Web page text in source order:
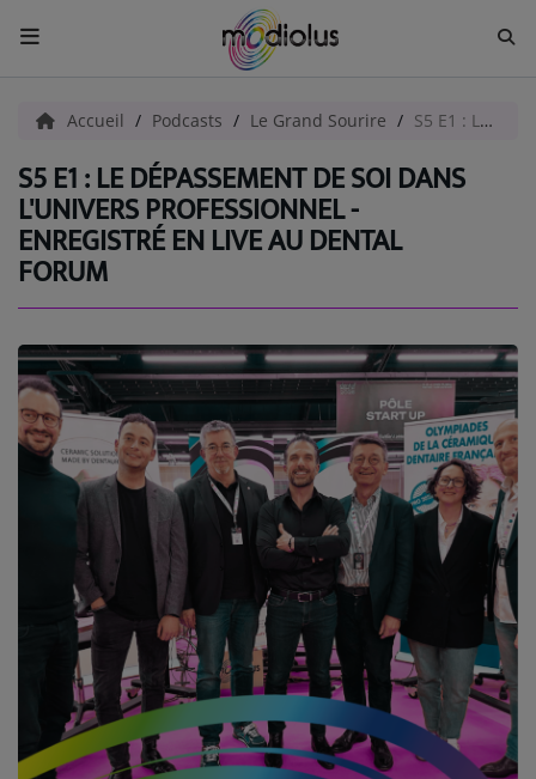
ACCUEIL
Radio
ACTUALITÉS
EQUIPES
EVÈNEMENTS
Musique
ARTISTES
PLAYLIST
TITRES DIFFUSÉS
Médias
Accueil Podcasts Le Grand Sourire S5 E1 : Le dépassement de soi dans l'univers professionnel - Enregistré en live au Dental Forum
S5 E1 : LE DÉPASSEMENT DE SOI DANS
L'UNIVERS PROFESSIONNEL -
ENREGISTRÉ EN LIVE AU DENTAL
FORUM